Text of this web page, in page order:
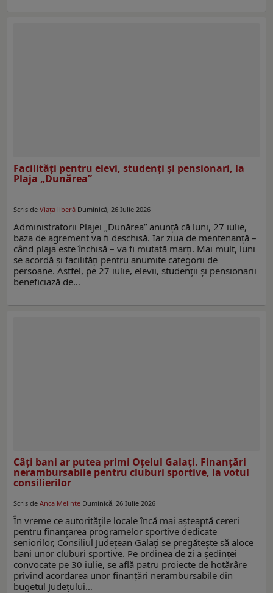
Facilităţi pentru elevi, studenţi şi pensionari, la
Plaja „Dunărea”
Scris de Viaţa liberă Duminică, 26 Iulie 2026
Administratorii Plajei „Dunărea” anunţă că luni, 27 iulie,
baza de agrement va fi deschisă. Iar ziua de mentenanţă –
când plaja este închisă – va fi mutată marţi. Mai mult, luni
se acordă şi facilităţi pentru anumite categorii de
persoane. Astfel, pe 27 iulie, elevii, studenții și pensionarii
beneficiază de…
Câţi bani ar putea primi Oţelul Galaţi. Finanţări
nerambursabile pentru cluburi sportive, la votul
consilierilor
Scris de Anca Melinte Duminică, 26 Iulie 2026
În vreme ce autorităţile locale încă mai aşteaptă cereri
pentru finanţarea programelor sportive dedicate
seniorilor, Consiliul Judeţean Galaţi se pregăteşte să aloce
bani unor cluburi sportive. Pe ordinea de zi a şedinţei
convocate pe 30 iulie, se află patru proiecte de hotărâre
privind acordarea unor finanţări nerambursabile din
bugetul Judeţului…